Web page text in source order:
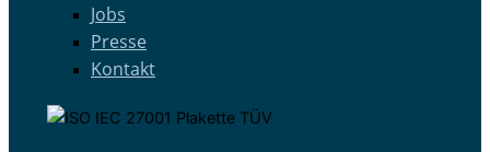
Jobs
Presse
Kontakt